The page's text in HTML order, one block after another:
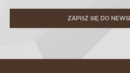
ZAPISZ SIĘ DO